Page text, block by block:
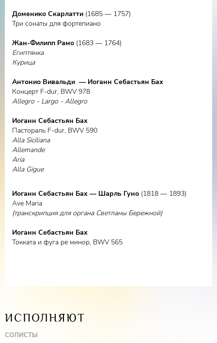
Доменико Скарлатти (1685 — 1757)
Три сонаты для фортепиано
Жан-Филипп Рамо (1683 — 1764)
Египтянка
Курица
Aнтонио Вивальди — Иоганн Себастьян Бах
Концерт F-dur, BWV 978
Allegro - Largo - Allegro
Иоганн Себастьян Бах
Пастораль F-dur, BWV 590
Alla Siciliana
Allemande
Aria
Alla Gigue
Иоганн Себастьян Бах — Шарль Гуно (1818 — 1893)
Ave Maria
(транскрипция для органа Светланы Бережной)
Иоганн Себастьян Бах
Токката и фуга ре минор, BWV 565
ИСПОЛНЯЮТ
СОЛИСТЫ